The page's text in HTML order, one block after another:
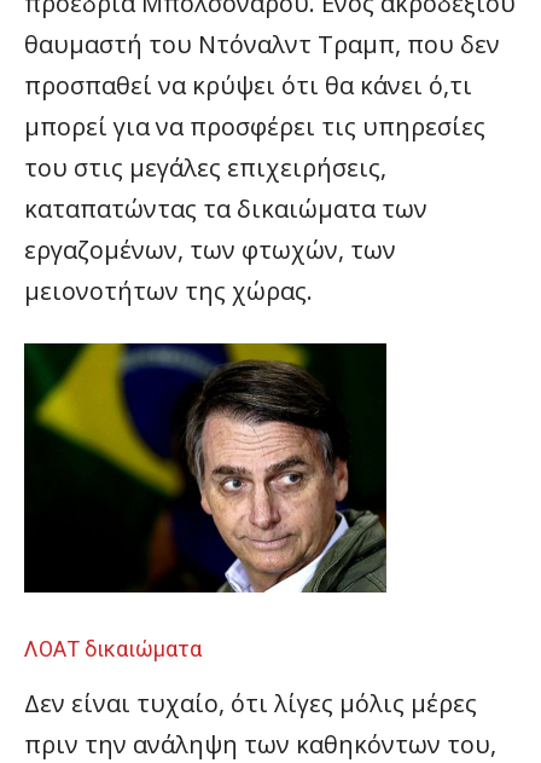
θαυμαστή του Ντόναλντ Τραμπ, που δεν
προσπαθεί να κρύψει ότι θα κάνει ό,τι
μπορεί για να προσφέρει τις υπηρεσίες
του στις μεγάλες επιχειρήσεις,
καταπατώντας τα δικαιώματα των
εργαζομένων, των φτωχών, των
μειονοτήτων της χώρας.
ΛΟΑΤ δικαιώματα
Δεν είναι τυχαίο, ότι λίγες μόλις μέρες
πριν την ανάληψη των καθηκόντων του,